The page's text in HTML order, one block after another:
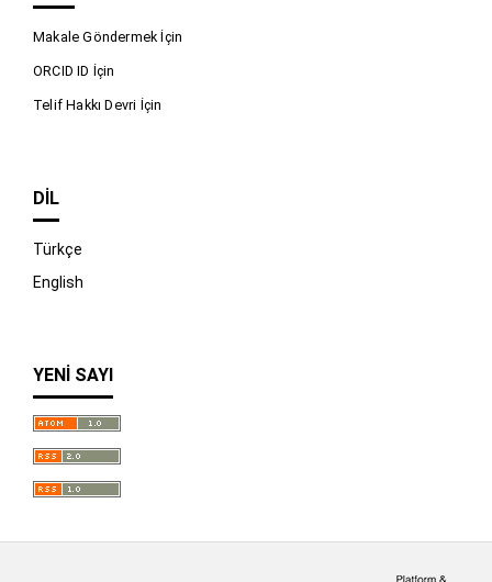
Makale Göndermek İçin
ORCID ID İçin
Telif Hakkı Devri İçin
DIL
Türkçe
English
YENI SAYI